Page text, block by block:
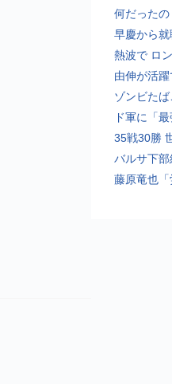
何だった
早慶から
熱波で ロ
由伸が活
ゾンビた
ド軍に「
35戦30勝
バルサ下
藤原竜也